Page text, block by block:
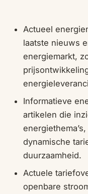
Actueel
laatste nieuws
energiemarkt,
Informatieve
artikelen die
dynamische
duurzaamheid.
Actuele
openbare